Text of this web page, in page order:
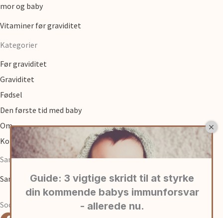
mor og baby
Vitaminer før graviditet
Kategorier
Før graviditet
Graviditet
Fødsel
Den første tid med baby
Om
Kontakt
Samarbejde
Samarbejde med graviditet.dk
Social